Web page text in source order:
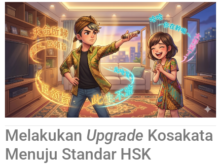
Melakukan Upgrade Kosakata
Menuju Standar HSK